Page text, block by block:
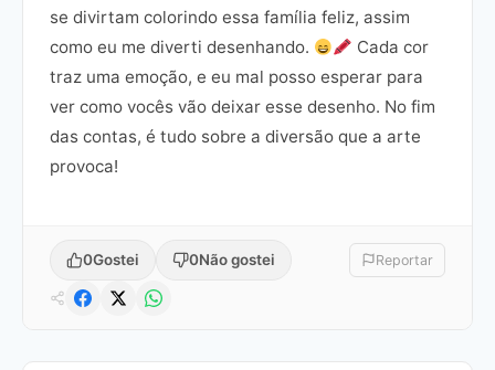
se divirtam colorindo essa família feliz, assim
como eu me diverti desenhando.
Cada cor
traz uma emoção, e eu mal posso esperar para
ver como vocês vão deixar esse desenho. No fim
das contas, é tudo sobre a diversão que a arte
provoca!
0Gostei 0Não gostei Reportar